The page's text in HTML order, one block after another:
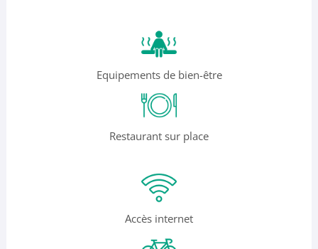
Equipements de bien-être
Restaurant sur place
Accès internet